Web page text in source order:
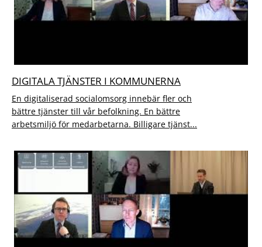
DIGITALA TJÄNSTER I KOMMUNERNA
En digitaliserad socialomsorg innebär fler och
bättre tjänster till vår befolkning. En bättre
arbetsmiljö för medarbetarna. Billigare tjänst...